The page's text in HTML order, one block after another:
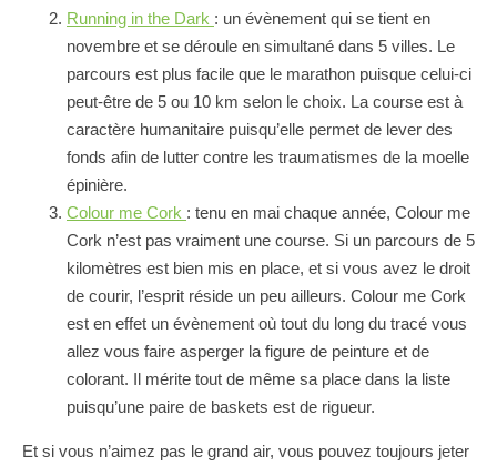
Running in the Dark : un évènement qui se tient en
novembre et se déroule en simultané dans 5 villes. Le
parcours est plus facile que le marathon puisque celui-ci
peut-être de 5 ou 10 km selon le choix. La course est à
caractère humanitaire puisqu’elle permet de lever des
fonds afin de lutter contre les traumatismes de la moelle
épinière.
Colour me Cork : tenu en mai chaque année, Colour me
Cork n’est pas vraiment une course. Si un parcours de 5
kilomètres est bien mis en place, et si vous avez le droit
de courir, l’esprit réside un peu ailleurs. Colour me Cork
est en effet un évènement où tout du long du tracé vous
allez vous faire asperger la figure de peinture et de
colorant. Il mérite tout de même sa place dans la liste
puisqu’une paire de baskets est de rigueur.
Et si vous n’aimez pas le grand air, vous pouvez toujours jeter